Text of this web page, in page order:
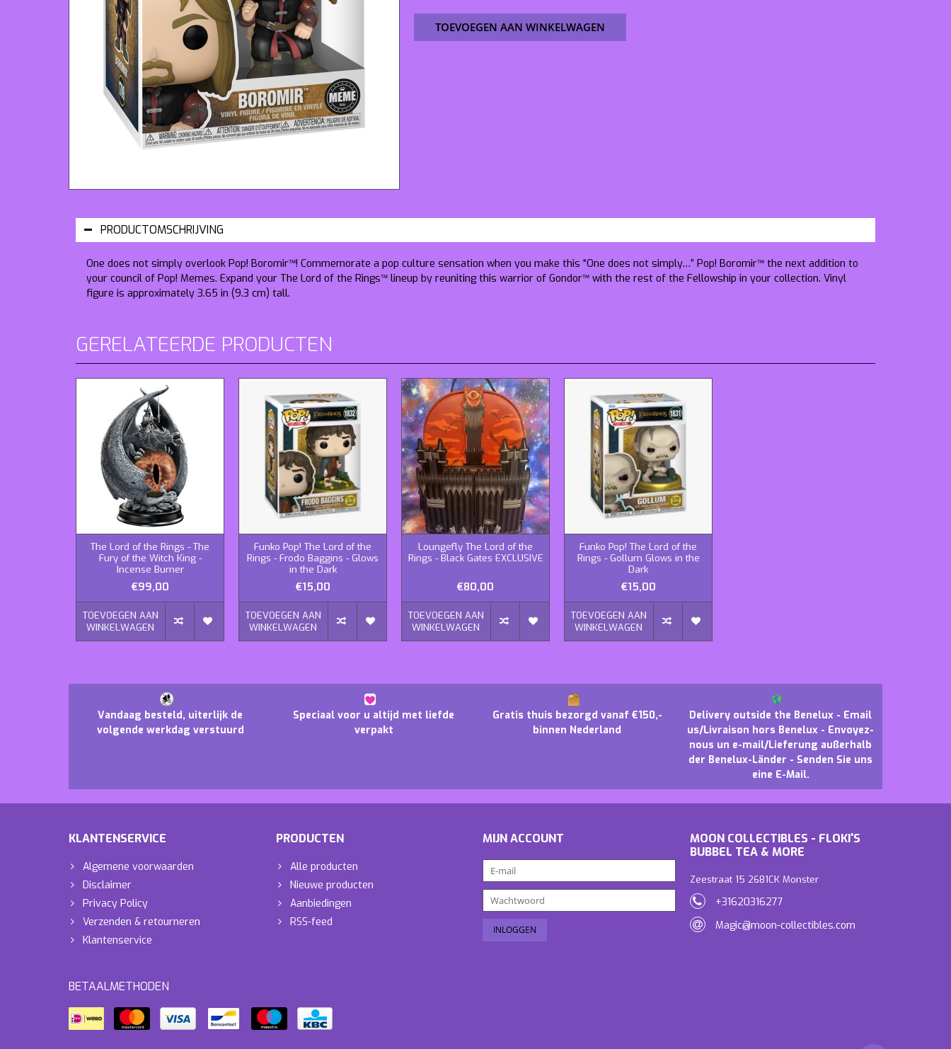
TOEVOEGEN AAN WINKELWAGEN
PRODUCTOMSCHRIJVING
One does not simply overlook Pop! Boromir™! Commemorate a pop culture sensation when you make this “One does not simply…” Pop! Boromir™ the next addition to
your council of Pop! Memes. Expand your The Lord of the Rings™ lineup by reuniting this warrior of Gondor™ with the rest of the Fellowship in your collection. Vinyl
figure is approximately 3.65 in (9.3 cm) tall.
GERELATEERDE PRODUCTEN
The Lord of the Rings - The
Fury of the Witch King -
Incense Burner
€99,00
TOEVOEGEN AAN
WINKELWAGEN
Funko Pop! The Lord of the
Rings - Frodo Baggins - Glows
in the Dark
€15,00
TOEVOEGEN AAN
WINKELWAGEN
Loungefly The Lord of the
Rings - Black Gates EXCLUSIVE
€80,00
TOEVOEGEN AAN
WINKELWAGEN
Funko Pop! The Lord of the
Rings - Gollum Glows in the
Dark
€15,00
TOEVOEGEN AAN
WINKELWAGEN
Vandaag besteld, uiterlijk de
volgende werkdag verstuurd
Speciaal voor u altijd met liefde
verpakt
Gratis thuis bezorgd vanaf €150,-
binnen Nederland
Delivery outside the Benelux - Email
us/Livraison hors Benelux - Envoyez-
nous un e-mail/Lieferung außerhalb
der Benelux-Länder - Senden Sie uns
eine E-Mail.
KLANTENSERVICE
Algemene voorwaarden
Disclaimer
Privacy Policy
Verzenden & retourneren
Klantenservice
PRODUCTEN
Alle producten
Nieuwe producten
Aanbiedingen
RSS-feed
MIJN ACCOUNT
MOON COLLECTIBLES - FLOKI'S
BUBBEL TEA & MORE
Zeestraat 15 2681CK Monster
+31620316277
Magic@moon-collectibles.com
BETAALMETHODEN